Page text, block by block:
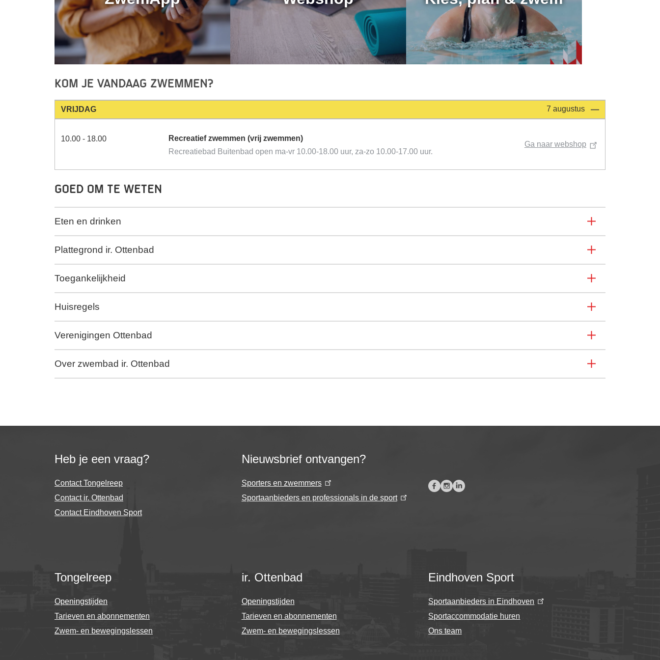
Kom je vandaag zwemmen?
VRIJDAG 7 augustus
10.00 - 18.00
Recreatief zwemmen (vrij zwemmen)
Recreatiebad Buitenbad open ma-vr 10.00-18.00 uur, za-zo 10.00-17.00 uur.
Ga naar webshop
Goed om te weten
Eten en drinken
Plattegrond ir. Ottenbad
Toegankelijkheid
Huisregels
Verenigingen Ottenbad
Over zwembad ir. Ottenbad
Heb je een vraag?
Contact Tongelreep
Contact ir. Ottenbad
Contact Eindhoven Sport
Nieuwsbrief ontvangen?
Sporters en zwemmers
Sportaanbieders en professionals in de sport
Tongelreep
Openingstijden
Tarieven en abonnementen
Zwem- en bewegingslessen
ir. Ottenbad
Openingstijden
Tarieven en abonnementen
Zwem- en bewegingslessen
Eindhoven Sport
Sportaanbieders in Eindhoven
Sportaccommodatie huren
Ons team